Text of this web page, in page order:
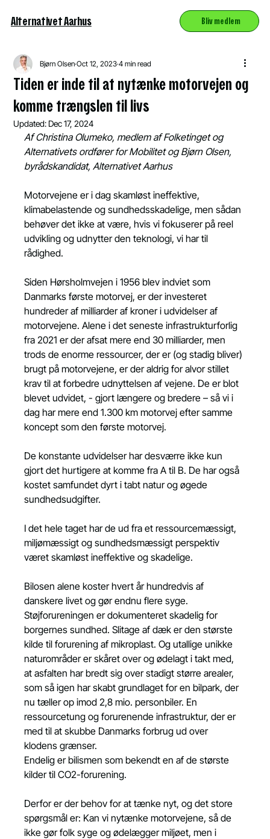
Alternativet Aarhus Bliv medlem
Tiden er inde til at nytænke motorvejen og
komme trængslen til livs
Bjørn Olsen Oct 12, 2023 4 min read
Updated:Dec 17, 2024
Af Christina Olumeko, medlem af Folketinget og
Alternativets ordfører for Mobilitet og Bjørn Olsen,
byrådskandidat, Alternativet Aarhus
Motorvejene er i dag skamløst ineffektive,
klimabelastende og sundhedsskadelige, men sådan
behøver det ikke at være, hvis vi fokuserer på reel
udvikling og udnytter den teknologi, vi har til
rådighed.
Siden Hørsholmvejen i 1956 blev indviet som
Danmarks første motorvej, er der investeret
hundreder af milliarder af kroner i udvidelser af
motorvejene. Alene i det seneste infrastrukturforlig
fra 2021 er der afsat mere end 30 milliarder, men
trods de enorme ressourcer, der er (og stadig bliver)
brugt på motorvejene, er der aldrig for alvor stillet
krav til at forbedre udnyttelsen af vejene. De er blot
blevet udvidet, - gjort længere og bredere – så vi i
dag har mere end 1.300 km motorvej efter samme
koncept som den første motorvej.
De konstante udvidelser har desværre ikke kun
gjort det hurtigere at komme fra A til B. De har også
kostet samfundet dyrt i tabt natur og øgede
sundhedsudgifter.
I det hele taget har de ud fra et ressourcemæssigt,
miljømæssigt og sundhedsmæssigt perspektiv
været skamløst ineffektive og skadelige.
Bilosen alene koster hvert år hundredvis af
danskere livet og gør endnu flere syge.
Støjforureningen er dokumenteret skadelig for
borgernes sundhed. Slitage af dæk er den største
kilde til forurening af mikroplast. Og utallige unikke
naturområder er skåret over og ødelagt i takt med,
at asfalten har bredt sig over stadigt større arealer,
som så igen har skabt grundlaget for en bilpark, der
nu tæller op imod 2,8 mio. personbiler. En
ressourcetung og forurenende infrastruktur, der er
med til at skubbe Danmarks forbrug ud over
klodens grænser.
Endelig er bilismen som bekendt en af de største
kilder til CO2-forurening.
Derfor er der behov for at tænke nyt, og det store
spørgsmål er: Kan vi nytænke motorvejene, så de
ikke gør folk syge og ødelægger miljøet, men i